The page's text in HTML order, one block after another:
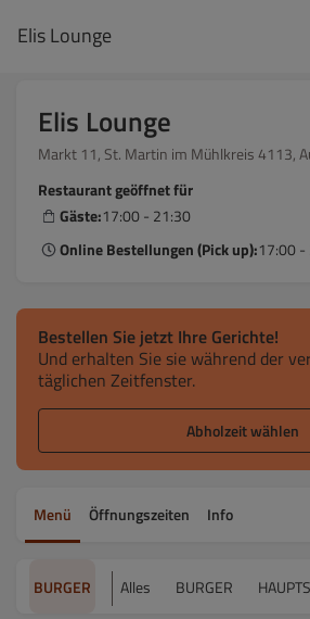
Elis Lounge
Elis Lounge
Markt 11, St. Martin im Mühlkreis 4113,
Restaurant geöffnet für
Gäste:17:00 - 21:30
Online Bestellungen (Pick up):17:00
Bestellen Sie jetzt Ihre Gerichte!
Und erhalten Sie sie während der
täglichen Zeitfenster.
Abholzeit wählen
Menü Öffnungszeiten Info
BURGER Alles BURGER